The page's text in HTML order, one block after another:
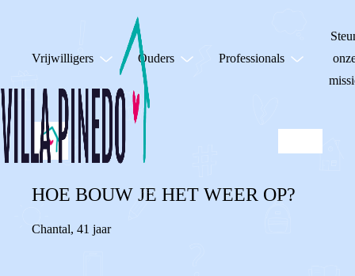
Vrijwilligers Ouders Professionals
HOE BOUW JE HET WEER OP?
Chantal, 41 jaar